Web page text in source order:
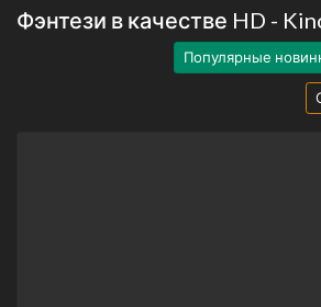
Фэнтези в качестве HD -
Популярные